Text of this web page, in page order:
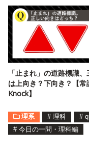
「止まれ」の道路標識
は上向き？下向き？【常
Knock】
理系 # 理科 #
# 今日の一問・理科編